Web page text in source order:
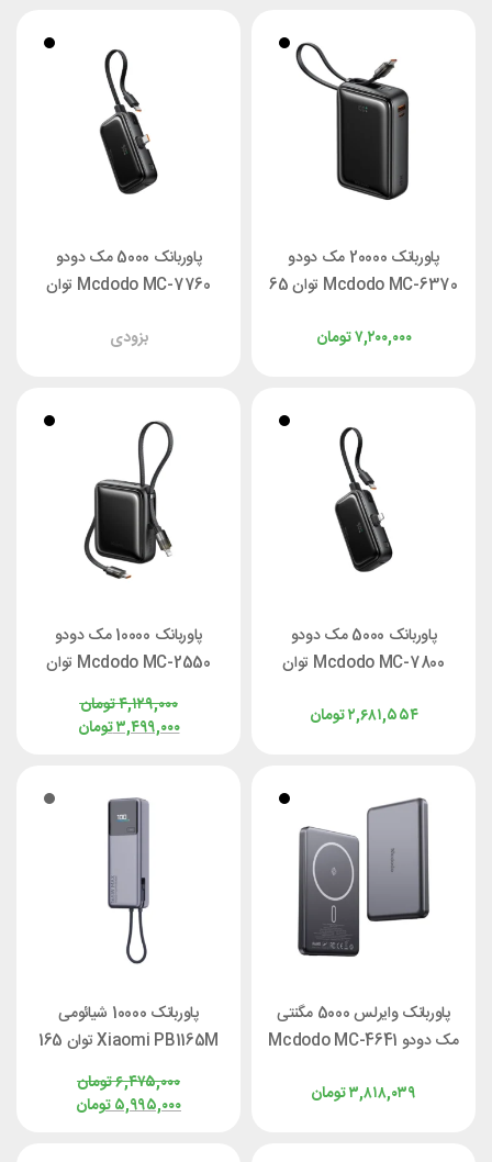
پاوربانک 20000 مک دودو
Mcdodo MC-6370 توان 65
تومان۷,۲۰۰,۰۰۰
پاوربانک 5000 مک دودو
Mcdodo MC-7760 توان
بزودی
پاوربانک 5000 مک دودو
Mcdodo MC-7800 توان
تومان۲,۶۸۱,۵۵۴
پاوربانک 10000 مک دودو
Mcdodo MC-2550 توان
تومان۴,۱۲۹,۰۰۰
تومان۳,۴۹۹,۰۰۰
پاوربانک وایرلس 5000 مگنتی
مک دودو Mcdodo MC-4641
تومان۳,۸۱۸,۰۳۹
پاوربانک 10000 شیائومی
Xiaomi PB1165M توان 165
وات با کابل متصل
تومان۶,۴۷۵,۰۰۰
تومان۵,۹۹۵,۰۰۰